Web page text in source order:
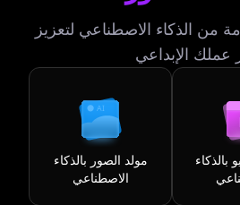
من الذكاء الاصطناعي لتعزيز
مولد الصور بالذكاء
الاصطناعي
بالذكاء